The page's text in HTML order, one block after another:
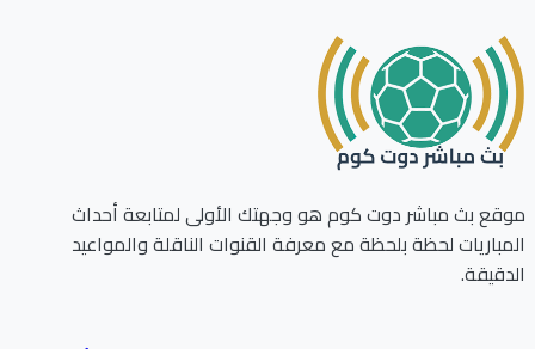
بث مباشر دوت كوم هو وجهتك الأولى لمتابعة أحداث
لحظة بلحظة مع معرفة القنوات الناقلة والمواعيد